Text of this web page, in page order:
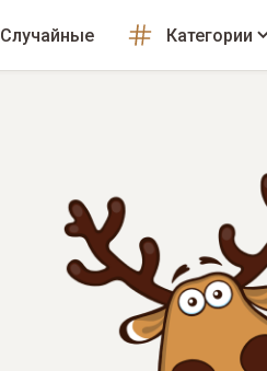
Случайные Категории